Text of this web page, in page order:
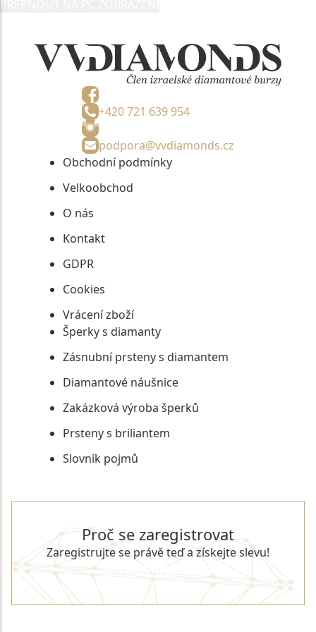
+420 721 639 954
podpora@vvdiamonds.cz
Obchodní podmínky
Velkoobchod
O nás
Kontakt
GDPR
Cookies
Vrácení zboží
Šperky s diamanty
Zásnubní prsteny s diamantem
Diamantové náušnice
Zakázková výroba šperků
Prsteny s briliantem
Slovník pojmů
Proč se zaregistrovat
Zaregistrujte se právě teď a získejte slevu!
REGISTROVAT SE